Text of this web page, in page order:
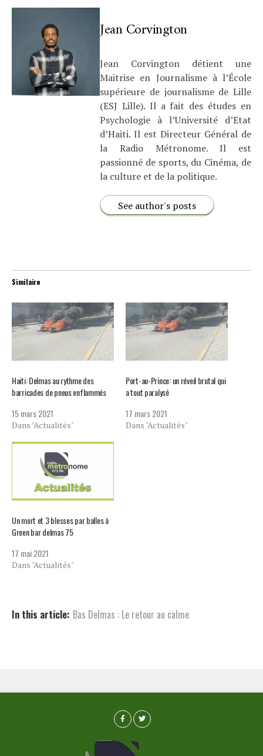
Jean Corvington
Jean Corvington détient une
Maitrise en Journalisme à l’École
supérieure de journalisme de Lille
(ESJ Lille). Il a fait des études en
Psychologie à l’Université d’Etat
d’Haiti. Il est Directeur Général de
la Radio Métronome. Il est
passionné de sports, du Cinéma, de
la culture et de la politique.
See author's posts
Similaire
Haiti: Delmas au rythme des
barricades de pneus enflammés
15 mars 2021
Dans "Actualités"
Port-au-Prince: un réveil brutal qui
a tout paralysé
17 mars 2021
Dans "Actualités"
Un mort et 3 blesses par balles à
Green bar delmas 75
17 mai 2021
Dans "Actualités"
In this article: Bas Delmas : Le retour au calme